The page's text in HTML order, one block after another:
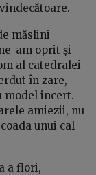
măslini
am oprit și
al catedralei
în zare,
model incert.
amiezii, nu
unui cal
a flori,